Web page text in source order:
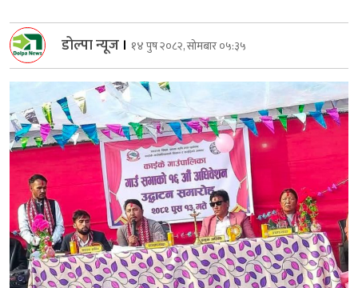
डोल्पा न्यूज । १४ पुष २०८२, सोमबार ०५:३५